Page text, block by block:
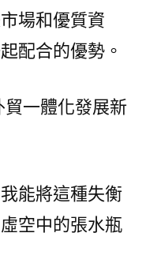
場和優質資
配合的優勢。
一體化發展新
能將這種失衡
空中的張水瓶